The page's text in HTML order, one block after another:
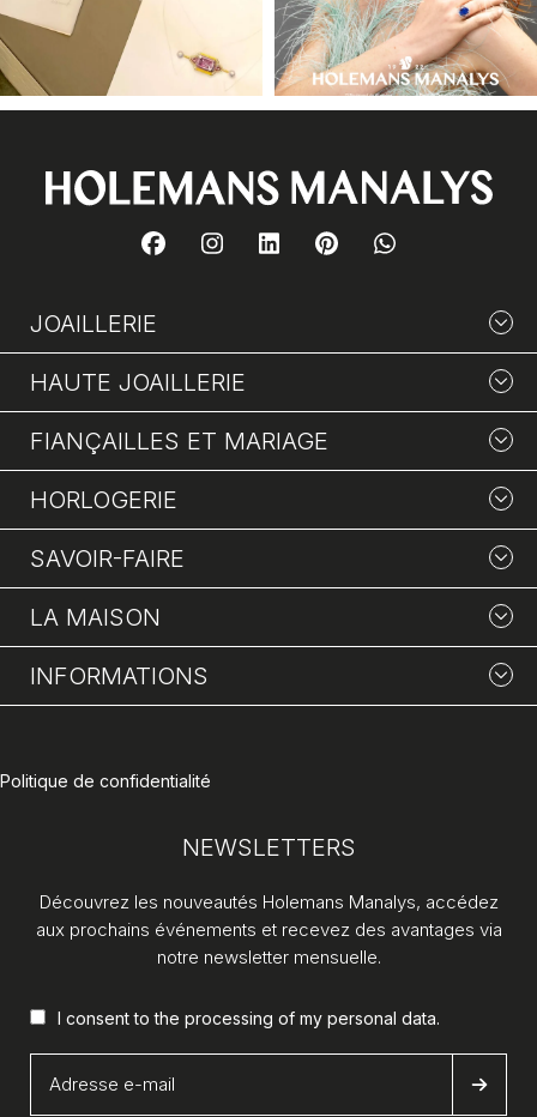
JOAILLERIE
HAUTE JOAILLERIE
FIANÇAILLES ET MARIAGE
HORLOGERIE
SAVOIR-FAIRE
LA MAISON
INFORMATIONS
Politique de confidentialité
NEWSLETTERS
Découvrez les nouveautés Holemans Manalys, accédez
aux prochains événements et recevez des avantages via
notre newsletter mensuelle.
I consent to the processing of my personal data.